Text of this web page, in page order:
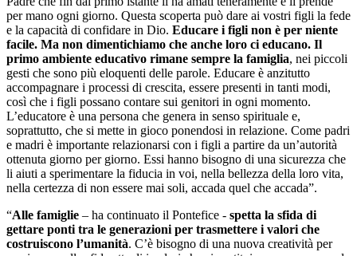
per mano ogni giorno. Questa scoperta può dare ai vostri figli la fede
e la capacità di confidare in Dio. Educare i figli non è per niente
facile. Ma non dimentichiamo che anche loro ci educano. Il
primo ambiente educativo rimane sempre la famiglia, nei piccoli
gesti che sono più eloquenti delle parole. Educare è anzitutto
accompagnare i processi di crescita, essere presenti in tanti modi,
così che i figli possano contare sui genitori in ogni momento.
L’educatore è una persona che genera in senso spirituale e,
soprattutto, che si mette in gioco ponendosi in relazione. Come padri
e madri è importante relazionarsi con i figli a partire da un’autorità
ottenuta giorno per giorno. Essi hanno bisogno di una sicurezza che
li aiuti a sperimentare la fiducia in voi, nella bellezza della loro vita,
nella certezza di non essere mai soli, accada quel che accada”.
“Alle famiglie – ha continuato il Pontefice - spetta la sfida di
gettare ponti tra le generazioni per trasmettere i valori che
costruiscono l’umanità. C’è bisogno di una nuova creatività per